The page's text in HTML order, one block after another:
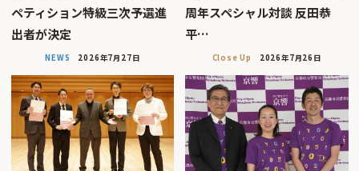
ペティション特級三次予選進
出者が決定
NEWS 2026年7月27日
周年スペシャル対談 反田恭
平…
Close Up 2026年7月26日